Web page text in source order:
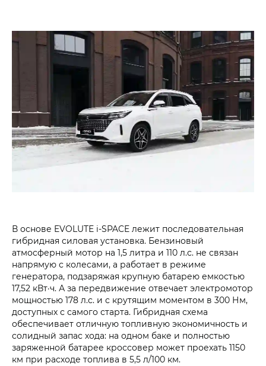
В основе EVOLUTE i‑SPACE лежит последовательная
гибридная силовая установка. Бензиновый
атмосферный мотор на 1,5 литра и 110 л.с. не связан
напрямую с колесами, а работает в режиме
генератора, подзаряжая крупную батарею емкостью
17,52 кВт·ч. А за передвижение отвечает электромотор
мощностью 178 л.с. и с крутящим моментом в 300 Нм,
доступных с самого старта. Гибридная схема
обеспечивает отличную топливную экономичность и
солидный запас хода: на одном баке и полностью
заряженной батарее кроссовер может проехать 1150
км при расходе топлива в 5,5 л/100 км.